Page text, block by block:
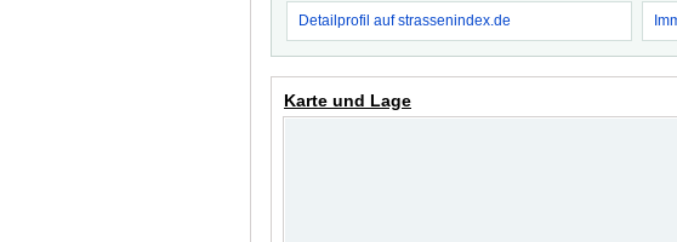
Detailprofil auf strassenindex.de
Karte und Lage